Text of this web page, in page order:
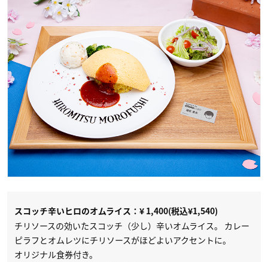
スコッチ辛いヒロのオムライス：¥ 1,400(税込¥1,540)
チリソースの効いたスコッチ（少し）辛いオムライス。 カレー
ピラフとオムレツにチリソースがほどよいアクセントに。
オリジナル食券付き。